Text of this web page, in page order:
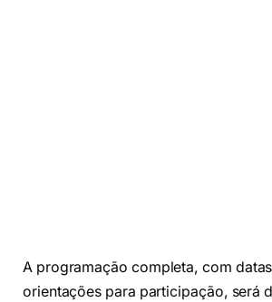
A programação completa, com
orientações para participação, será